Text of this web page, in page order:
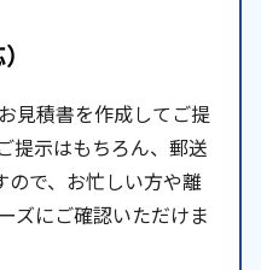
見積書を作成してご提
提示はもちろん、郵送
ので、お忙しい方や離
ズにご確認いただけま